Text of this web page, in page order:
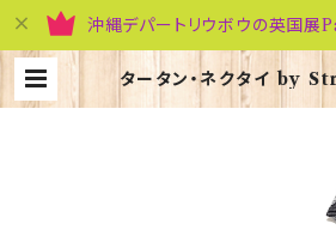
沖縄デパートリウボウの英国
タータン・ネクタイ by
e【Thomson Grey】